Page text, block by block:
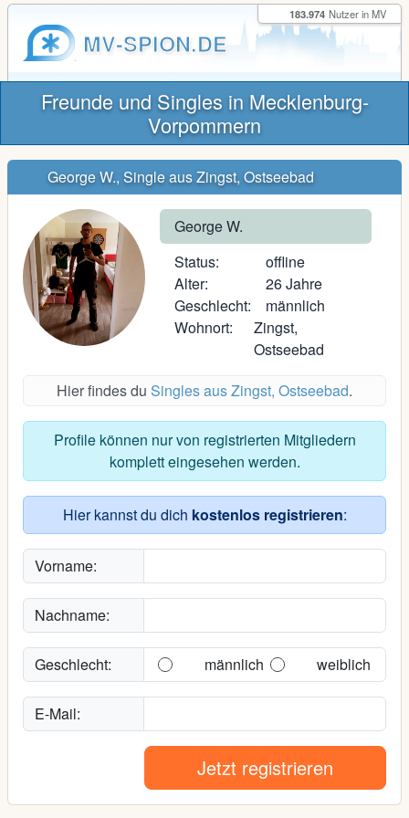
MV-SPION.DE
183.974 Nutzer in MV
Freunde und Singles in Mecklenburg-
Vorpommern
George W., Single aus Zingst, Ostseebad
George W.
Status:
offline
Alter:
26 Jahre
Geschlecht:
männlich
Wohnort:
Zingst,
Ostseebad
Hier findes du Singles aus Zingst, Ostseebad.
Profile können nur von registrierten Mitgliedern
komplett eingesehen werden.
Hier kannst du dich kostenlos registrieren:
Vorname:
Nachname:
Geschlecht: männlich weiblich
E-Mail:
Jetzt registrieren